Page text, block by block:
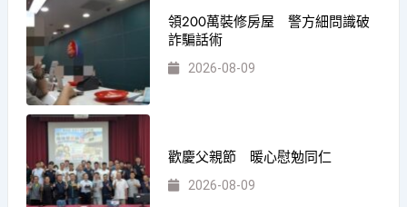
領200萬裝修房屋 警方細問識破
詐騙話術
2026-08-09
歡慶父親節 暖心慰勉同仁
2026-08-09